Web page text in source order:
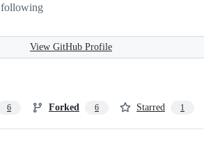
following
View GitHub Profile
6 Forked 6 Starred 1